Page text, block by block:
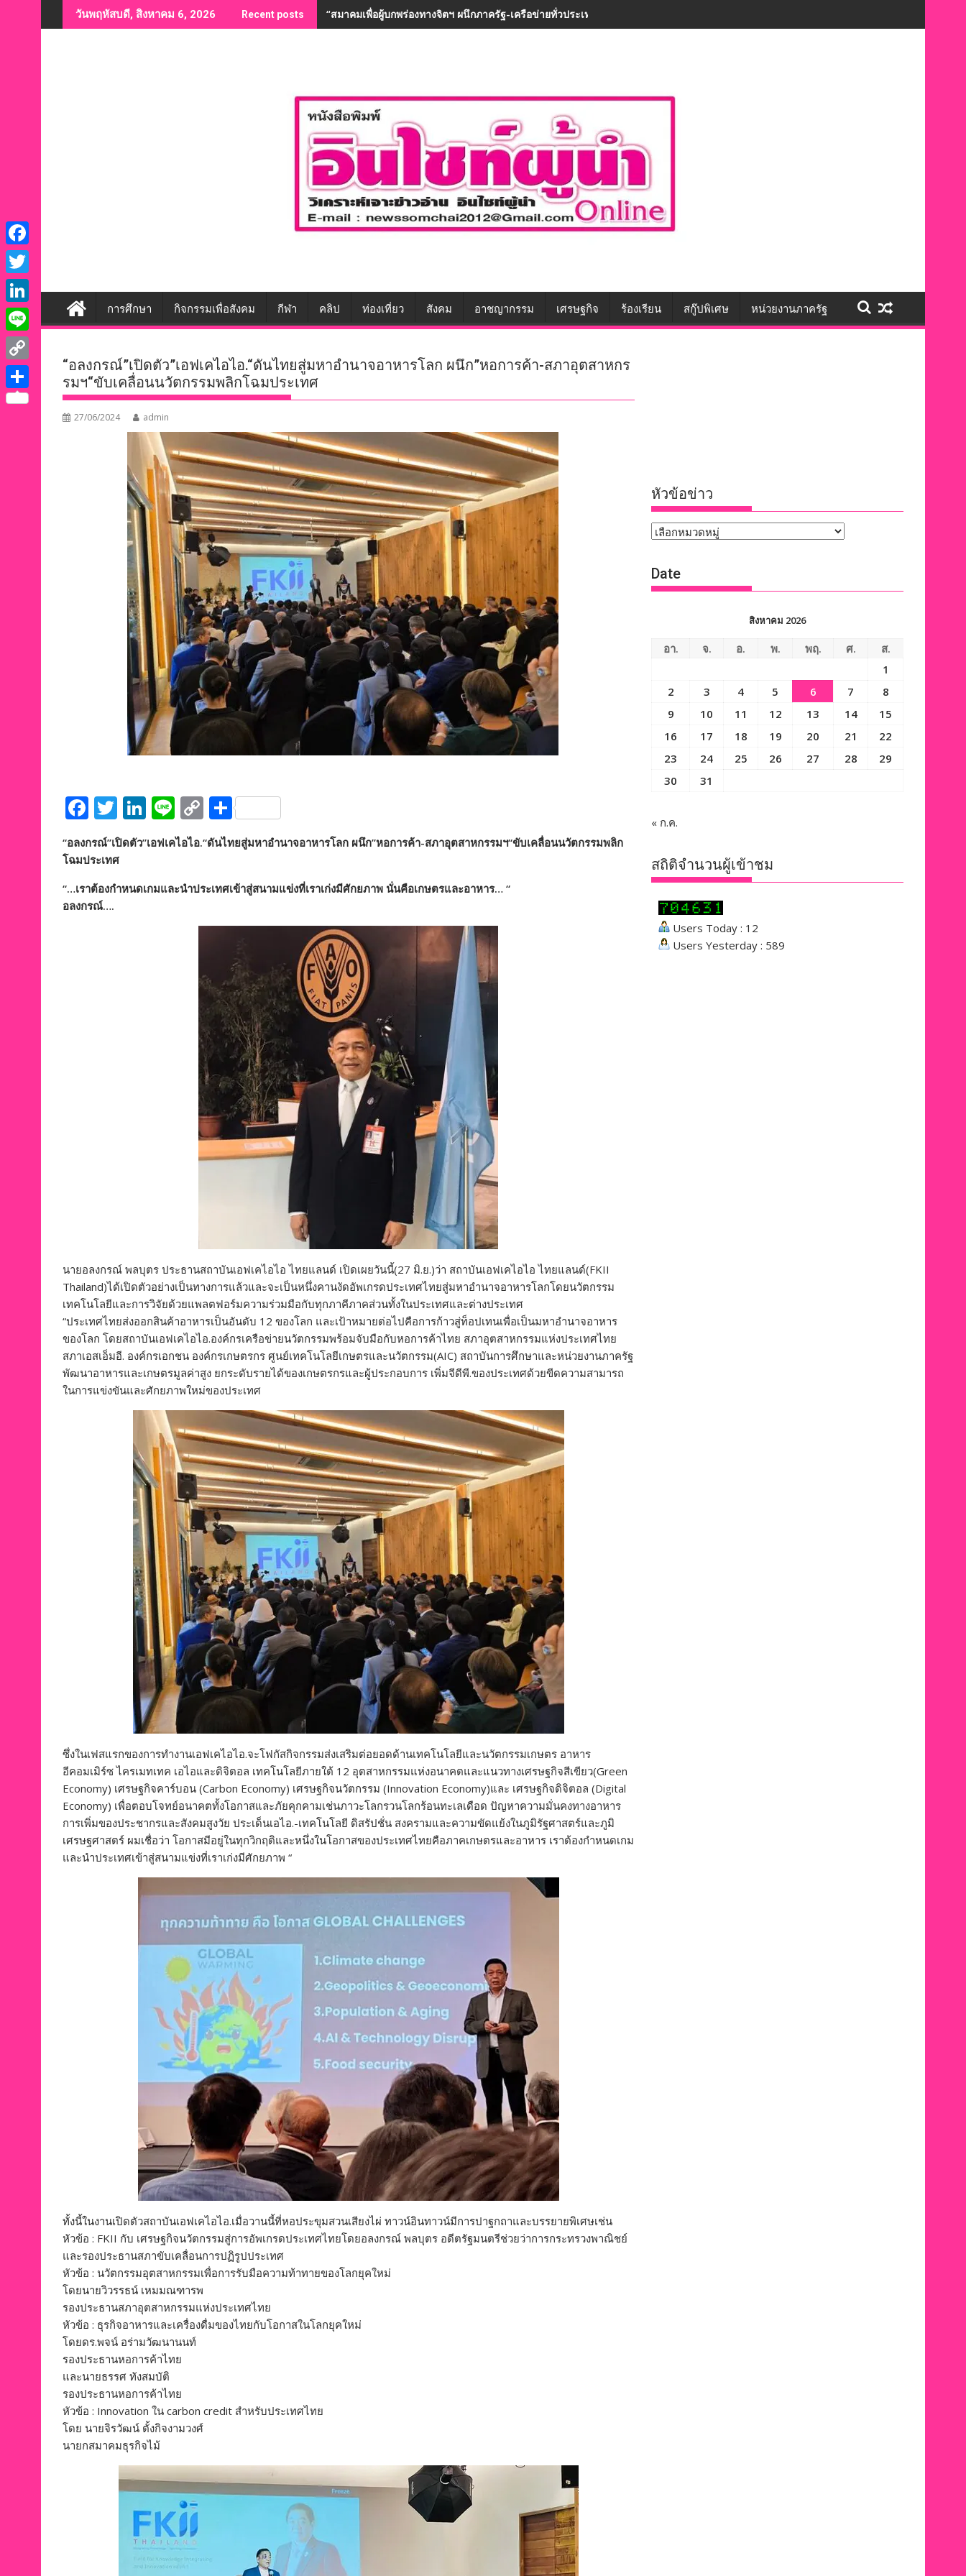
to
วันพฤหัสบดี, สิงหาคม 6, 2026 Recent posts “สมาคมเพื่อผู้บกพร่องทางจิตฯ ผนึกภาครัฐ-เครือข่ายทั่วประเทศ ขับเคลื่อนทักษะชีวิต สร้างโอกาสการจ้างงานอย่างเท่าเทียม”
การศึกษา กิจกรรมเพื่อสังคม กีฬา คลิป ท่องเที่ยว สังคม อาชญากรรม เศรษฐกิจ ร้องเรียน สกู๊ปพิเศษ หน่วยงานภาครัฐ
“อลงกรณ์”เปิดตัว”เอฟเคไอไอ.“ดันไทยสู่มหาอำนาจอาหารโลก ผนึก”หอการค้า-สภาอุตสาหกร
รมฯ“ขับเคลื่อนนวัตกรรมพลิกโฉมประเทศ
27/06/2024 admin
F
ac
e
b
o
T
w
itt
Li
k
dI
Li
n
e
C
o
p
Li
n
S
h
ar
e
“อลงกรณ์”เปิดตัว”เอฟเคไอไอ.“ดันไทยสู่มหาอำนาจอาหารโลก ผนึก”หอการค้า-สภาอุตสาหกรรมฯ“ขับเคลื่อนนวัตกรรมพลิก
โฉมประเทศ
“…เราต้องกำหนดเกมและนำประเทศเข้าสู่สนามแข่งที่เราเก่งมีศักยภาพ นั่นคือเกษตรและอาหาร… “
อลงกรณ์….
นายอลงกรณ์ พลบุตร ประธานสถาบันเอฟเคไอไอ ไทยแลนด์ เปิดเผยวันนี้(27 มิ.ย.)ว่า สถาบันเอฟเคไอไอ ไทยแลนด์(FKII
Thailand)ได้เปิดตัวอย่างเป็นทางการแล้วและจะเป็นหนึ่งคานงัดอัพเกรดประเทศไทยสู่มหาอำนาจอาหารโลกโดยนวัตกรรม
เทคโนโลยีและการวิจัยด้วยแพลตฟอร์มความร่วมมือกับทุกภาคีภาคส่วนทั้งในประเทศและต่างประเทศ
“ประเทศไทยส่งออกสินค้าอาหารเป็นอันดับ 12 ของโลก และเป้าหมายต่อไปคือการก้าวสู่ท็อปเทนเพื่อเป็นมหาอำนาจอาหาร
ของโลก โดยสถาบันเอฟเคไอไอ.องค์กรเครือข่ายนวัตกรรมพร้อมจับมือกับหอการค้าไทย สภาอุตสาหกรรมแห่งประเทศไทย
สภาเอสเอ็มอี. องค์กรเอกชน องค์กรเกษตรกร ศูนย์เทคโนโลยีเกษตรและนวัตกรรม(AIC) สถาบันการศึกษาและหน่วยงานภาครัฐ
พัฒนาอาหารและเกษตรมูลค่าสูง ยกระดับรายได้ของเกษตรกรและผู้ประกอบการ เพิ่มจีดีพี.ของประเทศด้วยขีดความสามารถ
ในการแข่งขันและศักยภาพใหม่ของประเทศ
ซึ่งในเฟสแรกของการทำงานเอฟเคไอไอ.จะโฟกัสกิจกรรมส่งเสริมต่อยอดด้านเทคโนโลยีและนวัตกรรมเกษตร อาหาร
อีคอมเมิร์ซ ไครเมทเทค เอไอและดิจิตอล เทคโนโลยีภายใต้ 12 อุตสาหกรรมแห่งอนาคตและแนวทางเศรษฐกิจสีเขียว(Green
Economy) เศรษฐกิจคาร์บอน (Carbon Economy) เศรษฐกิจนวัตกรรม (Innovation Economy)และ เศรษฐกิจดิจิตอล (Digital
Economy) เพื่อตอบโจทย์อนาคตทั้งโอกาสและภัยคุกคามเช่นภาวะโลกรวนโลกร้อนทะเลเดือด ปัญหาความมั่นคงทางอาหาร
การเพิ่มของประชากรและสังคมสูงวัย ประเด็นเอไอ.-เทคโนโลยี ดิสรัปชั่น สงครามและความขัดแย้งในภูมิรัฐศาสตร์และภูมิ
เศรษฐศาสตร์ ผมเชื่อว่า โอกาสมีอยู่ในทุกวิกฤติและหนึ่งในโอกาสของประเทศไทยคือภาคเกษตรและอาหาร เราต้องกำหนดเกม
และนำประเทศเข้าสู่สนามแข่งที่เราเก่งมีศักยภาพ “
ทั้งนี้ในงานเปิดตัวสถาบันเอฟเคไอไอ.เมื่อวานนี้ที่หอประขุมสวนเสียงไผ่ ทาวน์อินทาวน์มีการปาฐกถาและบรรยายพิเศษเช่น
หัวข้อ : FKII กับ เศรษฐกิจนวัตกรรมสู่การอัพเกรดประเทศไทยโดยอลงกรณ์ พลบุตร อดีตรัฐมนตรีช่วยว่าการกระทรวงพาณิชย์
และรองประธานสภาขับเคลื่อนการปฏิรูปประเทศ
หัวข้อ : นวัตกรรมอุตสาหกรรมเพื่อการรับมือความท้าทายของโลกยุคใหม่
โดยนายวิวรรธน์ เหมมณฑารพ
รองประธานสภาอุตสาหกรรมแห่งประเทศไทย
หัวข้อ : ธุรกิจอาหารและเครื่องดื่มของไทยกับโอกาสในโลกยุคใหม่
โดยดร.พจน์ อร่ามวัฒนานนท์
รองประธานหอการค้าไทย
และนายธรรศ ทังสมบัติ
รองประธานหอการค้าไทย
หัวข้อ : Innovation ใน carbon credit สำหรับประเทศไทย
โดย นายจิรวัฒน์ ตั้งกิจงามวงศ์
นายกสมาคมธุรกิจไม้
หัวข้อข่าว
หัวข้อ
Date
สิงหาคม 2026
อา. จ. อ. พ. พฤ. ศ.
ส.
1
2
3 4 5 6 7
8
9
10 11 12 13 14
15
16
17 18 19 20 21
22
23
24 25 26 27 28
29
30
31
« ก.ค.
สถิติจำนวนผู้เข้าชม
Users Today : 12
Users Yesterday : 589
F
a
c
e
b
o
o
T
w
i
t
e
L
i
n
k
e
L
i
n
C
o
S